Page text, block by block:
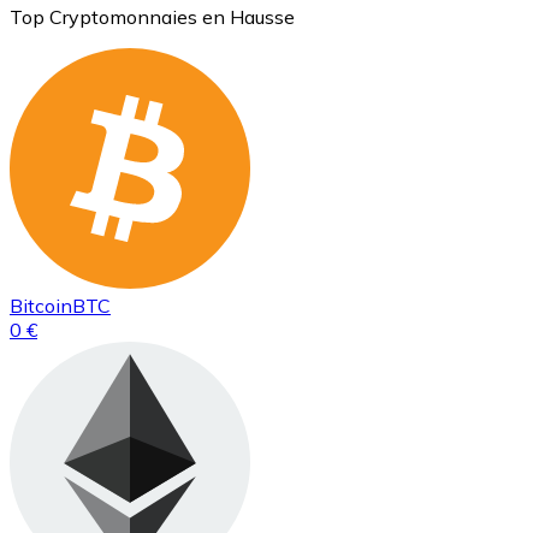
Top Cryptomonnaies en Hausse
BitcoinBTC
0 €